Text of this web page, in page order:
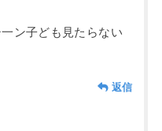
ン子ども見たらない
返信